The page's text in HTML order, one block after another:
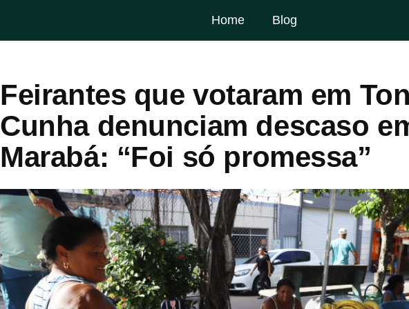
Home Blog
Feirantes que votaram em
Cunha denunciam descaso
Marabá: “Foi só promessa”